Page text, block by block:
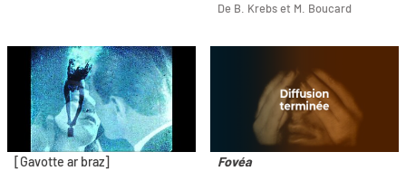
De B. Krebs et M. Boucard
[Gavotte ar braz]
Fovéa